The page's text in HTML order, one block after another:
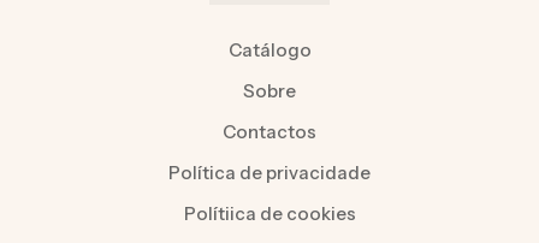
Catálogo
Sobre
Contactos
Política de privacidade
Polítiica de cookies